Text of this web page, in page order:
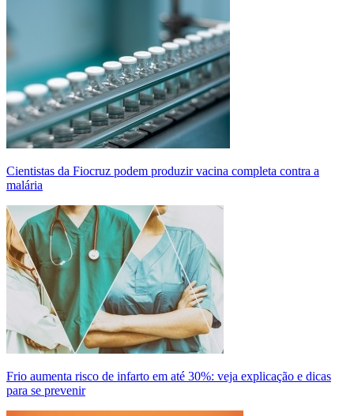
Cientistas da Fiocruz podem produzir vacina completa contra a
malária
Frio aumenta risco de infarto em até 30%: veja explicação e dicas
para se prevenir